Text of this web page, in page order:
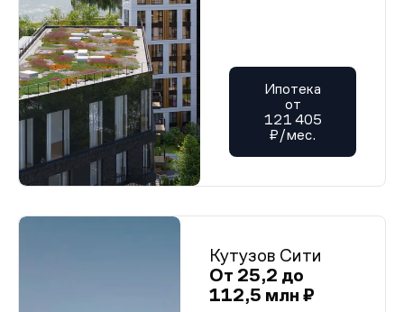
Ипотека
от
121 405
₽/мес.
Кутузов Сити
От 25,2 до
112,5 млн ₽